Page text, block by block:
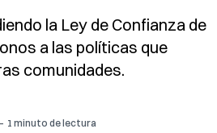
la Ley de Confianza de
a las políticas que
comunidades.
1 minuto de lectura